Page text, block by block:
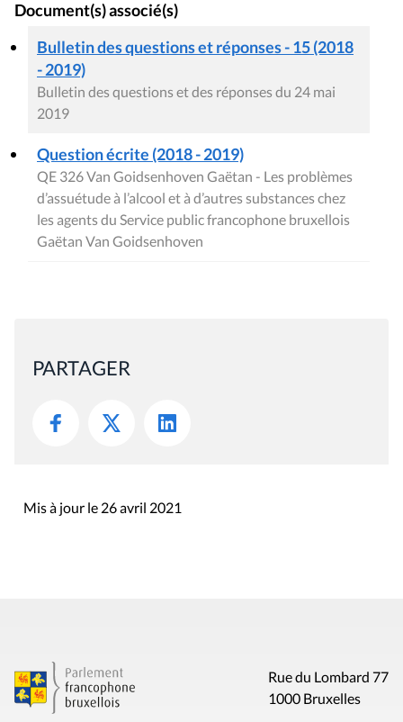
Document(s) associé(s)
Bulletin des questions et réponses - 15 (2018
- 2019)
Bulletin des questions et des réponses du 24 mai
2019
Question écrite (2018 - 2019)
QE 326 Van Goidsenhoven Gaëtan - Les problèmes
d’assuétude à l’alcool et à d’autres substances chez
les agents du Service public francophone bruxellois
Gaëtan Van Goidsenhoven
PARTAGER
Mis à jour le 26 avril 2021
Rue du Lombard 77
1000 Bruxelles